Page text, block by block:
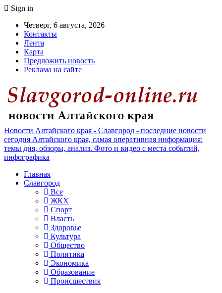
Sign in
Четверг, 6 августа, 2026
Контакты
Лента
Карта
Предложить новость
Реклама на сайте
Новости Алтайского края - Славгород - последние новости
сегодня Алтайского края, самая оперативная информация:
темы дня, обзоры, анализ. Фото и видео с места событий,
инфографика
Главная
Славгород
Все
ЖКХ
Спорт
Власть
Здоровье
Культура
Общество
Политика
Экономика
Образование
Происшествия